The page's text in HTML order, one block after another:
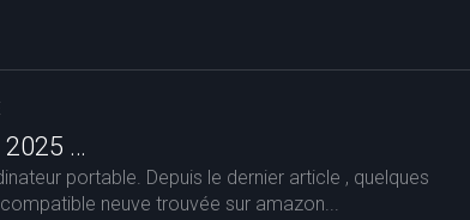
2025 …
portable. Depuis le dernier article , quelques
neuve trouvée sur amazon...